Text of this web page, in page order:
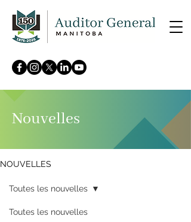
Nouvelles
NOUVELLES
Toutes les nouvelles
Toutes les nouvelles